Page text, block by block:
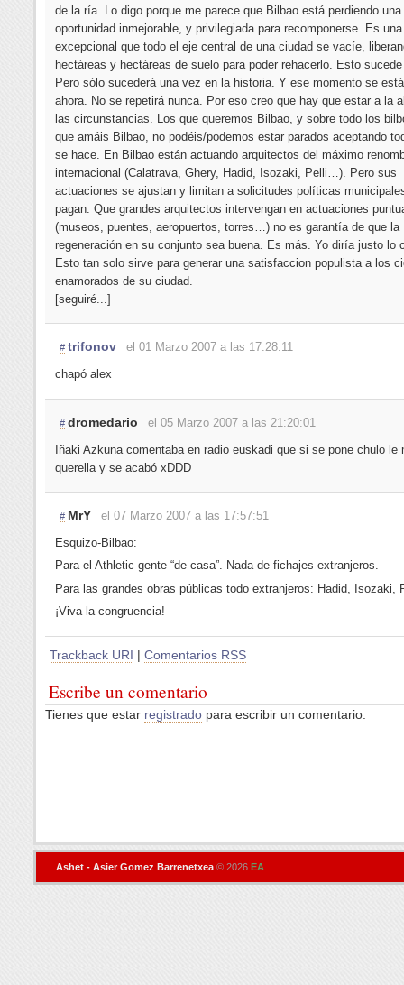
de la ría. Lo digo porque me parece que Bilbao está perdiendo una
oportunidad inmejorable, y privilegiada para recomponerse. Es
excepcional que todo el eje central de una ciudad se vacíe,
hectáreas y hectáreas de suelo para poder rehacerlo. Esto
Pero sólo sucederá una vez en la historia. Y ese momento se
ahora. No se repetirá nunca. Por eso creo que hay que estar a la
las circunstancias. Los que queremos Bilbao, y sobre todo los
que amáis Bilbao, no podéis/podemos estar parados aceptando
se hace. En Bilbao están actuando arquitectos del máximo
internacional (Calatrava, Ghery, Hadid, Isozaki, Pelli…). Pero sus
actuaciones se ajustan y limitan a solicitudes políticas
pagan. Que grandes arquitectos intervengan en actuaciones
(museos, puentes, aeropuertos, torres…) no es garantía de que la
regeneración en su conjunto sea buena. Es más. Yo diría justo lo
Esto tan solo sirve para generar una satisfaccion populista a los
enamorados de su ciudad.
[seguiré...]
# trifonov
el 01 Marzo 2007 a las 17:28:11
chapó alex
# dromedario
el 05 Marzo 2007 a las 21:20:01
Iñaki Azkuna comentaba en radio euskadi que si se pone chulo le
querella y se acabó xDDD
# MrY
el 07 Marzo 2007 a las 17:57:51
Esquizo-Bilbao:
Para el Athletic gente “de casa”. Nada de fichajes extranjeros.
Para las grandes obras públicas todo extranjeros: Hadid, Isozaki,
¡Viva la congruencia!
Trackback URI | Comentarios RSS
Escribe un comentario
Tienes que estar registrado para escribir un comentario.
Ashet - Asier Gomez Barrenetxea © 2026 EA